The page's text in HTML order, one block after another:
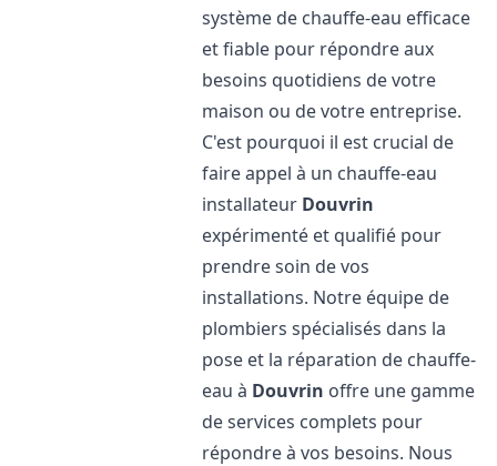
système de chauffe-eau efficace
et fiable pour répondre aux
besoins quotidiens de votre
maison ou de votre entreprise.
C'est pourquoi il est crucial de
faire appel à un chauffe-eau
installateur Douvrin
expérimenté et qualifié pour
prendre soin de vos
installations. Notre équipe de
plombiers spécialisés dans la
pose et la réparation de chauffe-
eau à Douvrin offre une gamme
de services complets pour
répondre à vos besoins. Nous